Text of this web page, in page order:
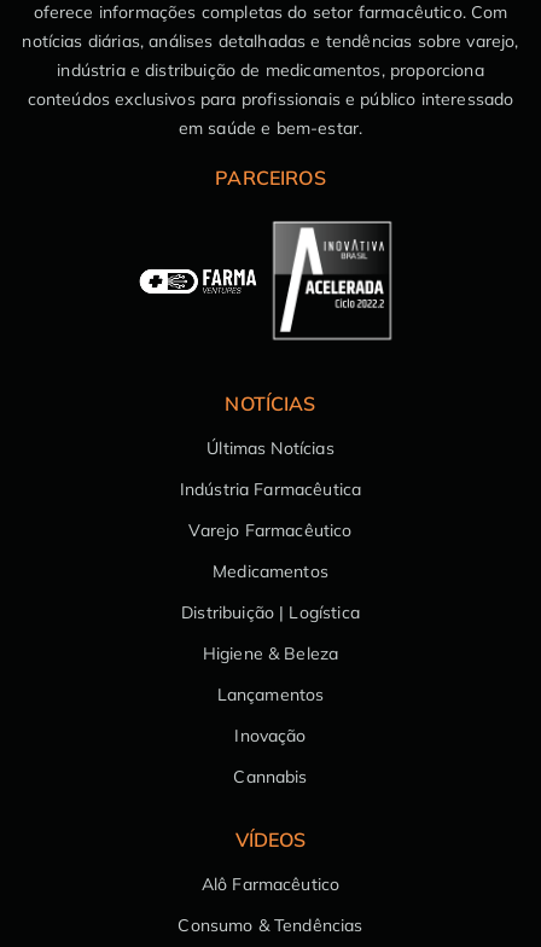
oferece informações completas do setor farmacêutico. Com
notícias diárias, análises detalhadas e tendências sobre varejo,
indústria e distribuição de medicamentos, proporciona
conteúdos exclusivos para profissionais e público interessado
em saúde e bem-estar.
PARCEIROS
NOTÍCIAS
Últimas Notícias
Indústria Farmacêutica
Varejo Farmacêutico
Medicamentos
Distribuição | Logística
Higiene & Beleza
Lançamentos
Inovação
Cannabis
VÍDEOS
Alô Farmacêutico
Consumo & Tendências